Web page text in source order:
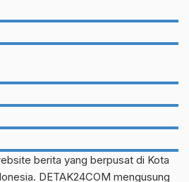
berita yang berpusat di Kota
DETAK24COM mengusung